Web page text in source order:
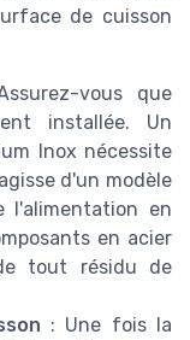
de cuisson
vous que
installée. Un
Inox nécessite
d'un modèle
l'alimentation en
en acier
tout résidu de
: Une fois la